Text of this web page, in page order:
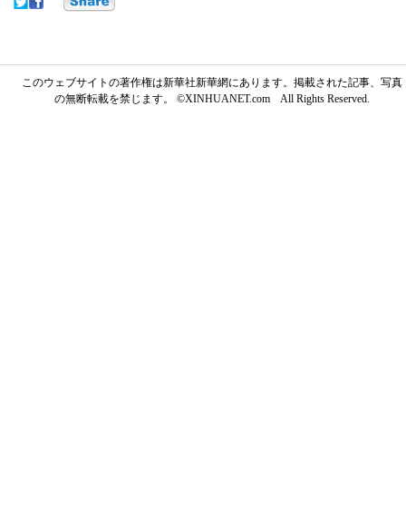
このウェブサイトの著作権は新華社新華網にあります。掲載された記事、写真
の無断転載を禁じます。 ©XINHUANET.com All Rights Reserved.